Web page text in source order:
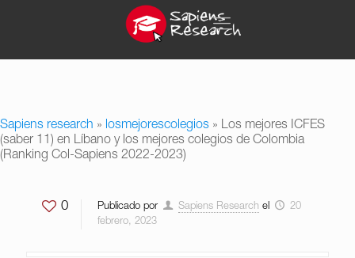
Sapiens research » losmejorescolegios » Los mejores ICFES
(saber 11) en Líbano y los mejores colegios de Colombia
(Ranking Col-Sapiens 2022-2023)
0 Publicado por Sapiens Research el
20
febrero, 2023